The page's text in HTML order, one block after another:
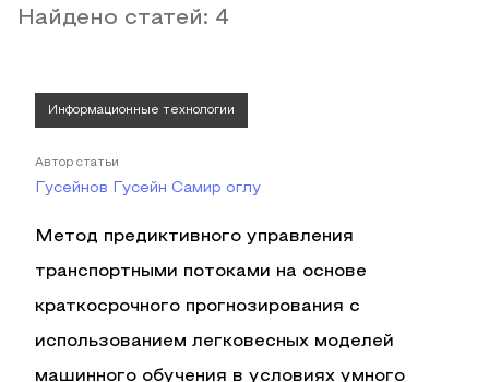
Найдено статей: 4
Информационные технологии
Автор статьи
Гусейнов Гусейн Самир оглу
Метод предиктивного управления
транспортными потоками на основе
краткосрочного прогнозирования с
использованием легковесных моделей
машинного обучения в условиях умного